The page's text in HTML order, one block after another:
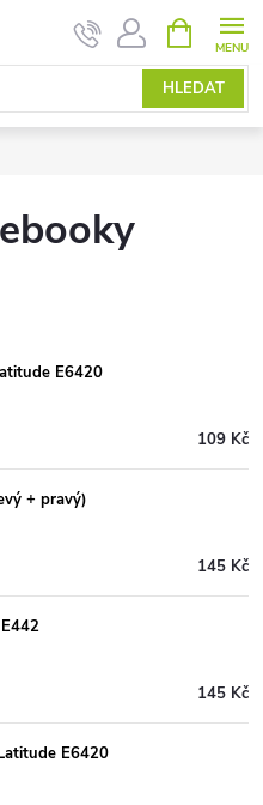
HLEDAT
NÁKUPNÍ
KOŠÍK
E6420
109 Kč
+ pravý)
145 Kč
145 Kč
E6420